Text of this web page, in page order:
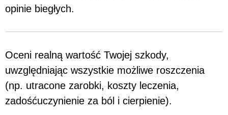
opinie biegłych.
Oceni realną wartość Twojej szkody,
uwzględniając wszystkie możliwe roszczenia
(np. utracone zarobki, koszty leczenia,
zadośćuczynienie za ból i cierpienie).